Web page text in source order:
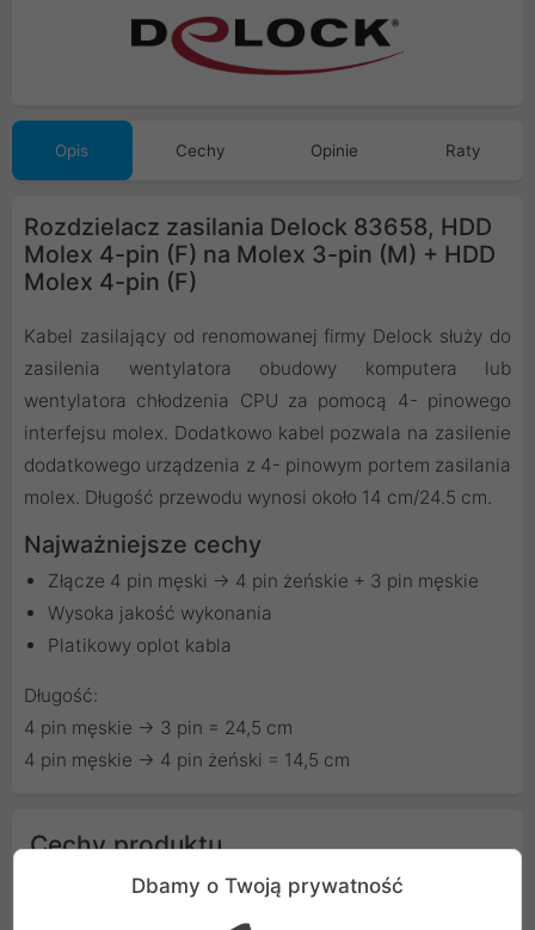
Opis Cechy Opinie Raty
Rozdzielacz zasilania Delock 83658, HDD
Molex 4-pin (F) na Molex 3-pin (M) + HDD
Molex 4-pin (F)
Kabel zasilający od renomowanej firmy Delock służy do
zasilenia wentylatora obudowy komputera lub
wentylatora chłodzenia CPU za pomocą 4- pinowego
interfejsu molex. Dodatkowo kabel pozwala na zasilenie
dodatkowego urządzenia z 4- pinowym portem zasilania
molex. Długość przewodu wynosi około 14 cm/24.5 cm.
Najważniejsze cechy
Złącze 4 pin męski -> 4 pin żeńskie + 3 pin męskie
Wysoka jakość wykonania
Platikowy oplot kabla
Długość:
4 pin męskie -> 3 pin = 24,5 cm
4 pin męskie -> 4 pin żeński = 14,5 cm
Cechy produktu
Delock
Dbamy o Twoją prywatność